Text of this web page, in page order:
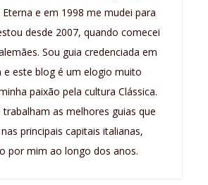
e em 1998 me mudei para
desde 2007, quando comecei
Sou guia credenciada em
e este blog é um elogio muito
paixão pela cultura Clássica.
as melhores guias que
principais capitais italianas,
por mim ao longo dos anos.